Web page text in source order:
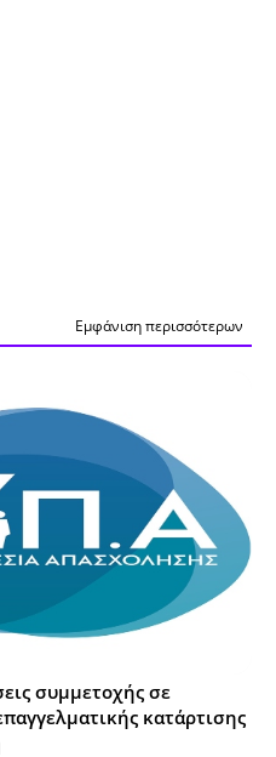
Εμφάνιση περισσότερων
συμμετοχής σε
κατάρτισης